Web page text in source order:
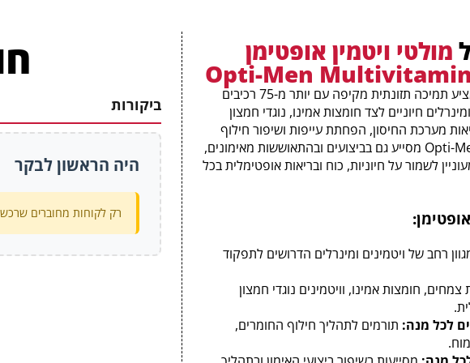
סידן (בצורת דיקלציום פוספט)
יוד (בצורת אשלגן יודי)
מגנזיום (בצורת תחמוצת מגנזיום, חומצה
אבץ (בצורת תחמוצת אבץ)
סלניום (בצורת L-סלנו-מתיונין)
נחושת (בצורת נחושת גופרתית)
מנגן (בצורת מנגן גופרתי)
כרום (בצורת כרומיום ניקוטינאט גליצינט
מוליבדן (בצורת מוליבדן חומצת אמינו
תערובת חומצות אמינו לגברים
תערובת Phyto לגברים
מולטי ויטמין אופטימן
מולטי-ויטמין מתקדם לגברים, המציע תמיכה תזונתית מקיפה עם יותר מ-75 רכיבים
21 ויטמינים ומינרלים חיוניים לצד חומצות אמינו, נוגדי חמצון
מערכת החיסון, הפחתת עייפות ושיפור חילוף
החומרים והאנרגיה היומיומית. Opti-Men מסייע גם בביצועים ובהתאוששות מאימונים,
לשמור על חיוניות, כוח ובריאות אופטימלית בכל
רחב של ויטמינים ומינרלים הדרושים לתפקוד
צמחים, חומצות אמינו, וויטמינים נוגדי חמצון
תורמים לתהליך חילוף החומרים,
ביקורות
היה הראשון לבקר
רק לקוחות מחוברים